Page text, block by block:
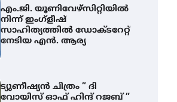
എം.ജി. യൂണിവേഴ്‌സിറ്റിയിൽ
നിന്ന് ഇംഗ്ളീഷ്
സാഹിത്യത്തിൽ ഡോക്ടറേറ്റ്
നേടിയ എൻ. ആര്യ
ട്യുണീഷ്യൻ ചിത്രം ” ദി
വോയിസ് ഓഫ് ഹിന്ദ് റജബ് ”